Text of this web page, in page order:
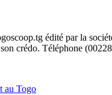
édité par la
crédo. Téléphone
au Togo